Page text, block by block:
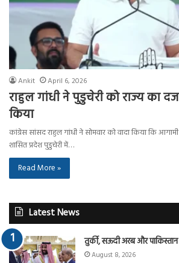
Ankit April 6, 2026
राहुल गांधी ने पुडुचेरी को राज्य का
किया
कांग्रेस सांसद राहुल गांधी ने सोमवार को वादा किया कि
शासित प्रदेश पुडुचेरी में…
Read More »
Latest News
तुर्की, सऊदी अरब और
August 8, 2026